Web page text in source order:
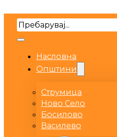
Search
Насловна
Општини
Струмица
Ново Село
Босилово
Василево